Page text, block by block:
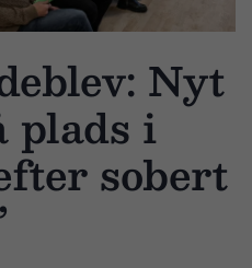
Nyt
plads i
sobert